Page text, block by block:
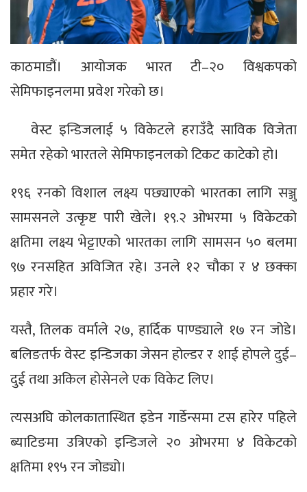
काठमाडौं। आयोजक भारत टी–२० विश्वकपको
सेमिफाइनलमा प्रवेश गरेको छ।
वेस्ट इन्डिजलाई ५ विकेटले हराउँदै साविक विजेता
समेत रहेको भारतले सेमिफाइनलको टिकट काटेको हो।
१९६ रनको विशाल लक्ष्य पछ्याएको भारतका लागि सञ्जु
सामसनले उत्कृष्ट पारी खेले। १९.२ ओभरमा ५ विकेटको
क्षतिमा लक्ष्य भेट्टाएको भारतका लागि सामसन ५० बलमा
९७ रनसहित अविजित रहे। उनले १२ चौका र ४ छक्का
प्रहार गरे।
यस्तै, तिलक वर्माले २७, हार्दिक पाण्ड्याले १७ रन जोडे।
बलिङतर्फ वेस्ट इन्डिजका जेसन होल्डर र शाई होपले दुई–
दुई तथा अकिल होसेनले एक विकेट लिए।
त्यसअघि कोलकातास्थित इडेन गार्डेन्समा टस हारेर पहिले
ब्याटिङमा उत्रिएको इन्डिजले २० ओभरमा ४ विकेटको
क्षतिमा १९५ रन जोड्यो।